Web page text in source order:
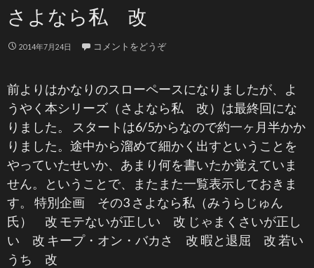
さよなら私 改
2014年7月24日 コメントをどうぞ
前よりはかなりのスローペースになりましたが、よ
うやく本シリーズ（さよなら私 改）は最終回にな
りました。 スタートは6/5からなので約一ヶ月半かか
りました。途中から溜めて細かく出すということを
やっていたせいか、あまり何を書いたか覚えていま
せん。ということで、またまた一覧表示しておきま
す。 特別企画 その3 さよなら私（みうらじゅん
氏） 改 モテないが正しい 改 じゃまくさいが正し
い 改 キープ・オン・バカさ 改 暇と退屈 改 若い
うち 改